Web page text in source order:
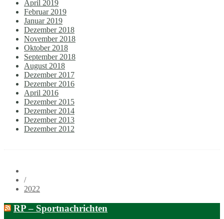
April 2019
Februar 2019
Januar 2019
Dezember 2018
November 2018
Oktober 2018
September 2018
August 2018
Dezember 2017
Dezember 2016
April 2016
Dezember 2015
Dezember 2014
Dezember 2013
Dezember 2012
/
2022
RP – Sportnachrichten